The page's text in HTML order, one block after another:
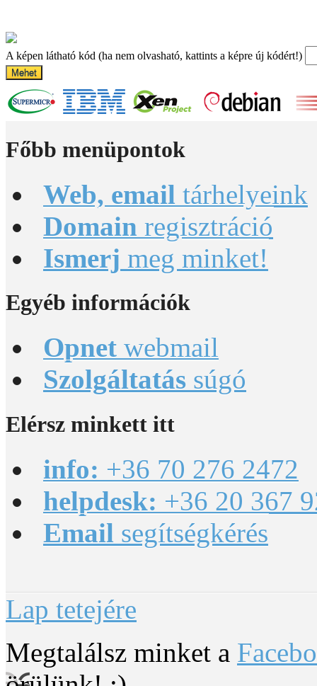
A képen látható kód (ha nem olvasható, kattints a képre új kódért!)
Mehet
Főbb menüpontok
Web, email tárhelyeink
Domain regisztráció
Ismerj meg minket!
Egyéb információk
Opnet webmail
Szolgáltatás súgó
Elérsz minkett itt
info: +36 70 276 2472
helpdesk: +36 20 367
Email segítségkérés
Lap tetejére
Megtalálsz minket a